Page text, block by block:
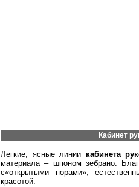
Кабинет
Легкие, ясные линии кабинета
материала – шпоном зебрано.
с«открытыми порами»,
красотой.